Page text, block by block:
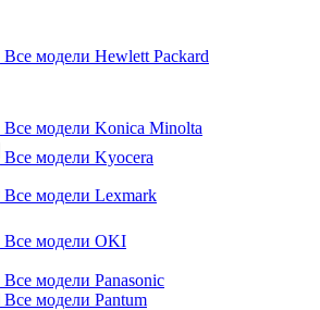
Все модели Hewlett Packard
Все модели Konica Minolta
Все модели Kyocera
Все модели Lexmark
Все модели OKI
Все модели Panasonic
Все модели Pantum